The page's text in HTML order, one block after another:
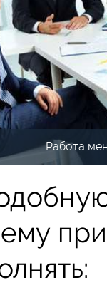
Работа